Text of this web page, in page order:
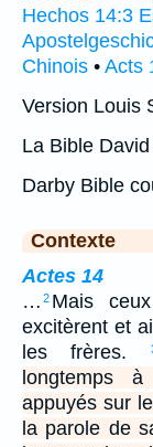
Hechos 14:3
Chinois • Acts
Version Louis
La Bible
Darby Bible
Contexte
Actes 14
… 2 Mais
excitèrent et
les frères.
longtemps
appuyés sur
la parole de